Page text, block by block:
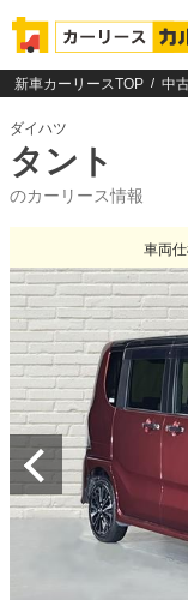
新車カーリースTOP 中
ダイハツ
タント
のカーリース情報
車両